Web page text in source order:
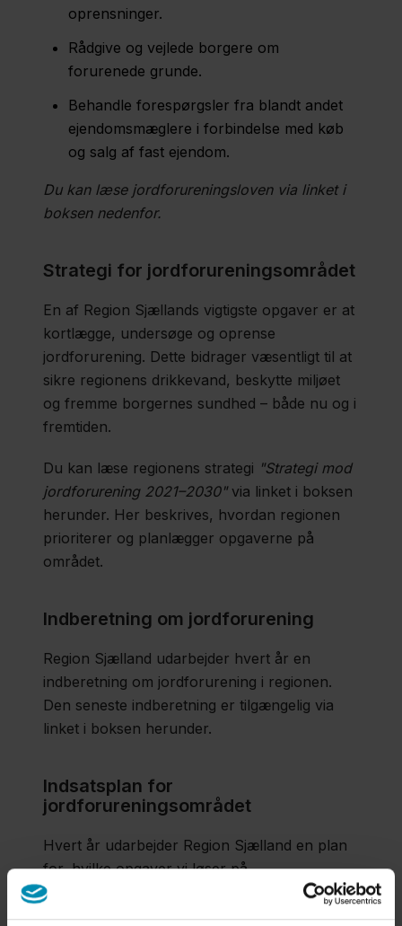
oprensninger.
Rådgive og vejlede borgere om
forurenede grunde.
Behandle forespørgsler fra blandt andet
ejendomsmæglere i forbindelse med køb
og salg af fast ejendom.
Du kan læse jordforureningsloven via linket i
boksen nedenfor.
Strategi for jordforureningsområdet
En af Region Sjællands vigtigste opgaver er at
kortlægge, undersøge og oprense
jordforurening. Dette bidrager væsentligt til at
sikre regionens drikkevand, beskytte miljøet
og fremme borgernes sundhed – både nu og i
fremtiden.
Du kan læse regionens strategi "Strategi mod
jordforurening 2021–2030"via linket i boksen
herunder. Her beskrives, hvordan regionen
prioriterer og planlægger opgaverne på
området.
Indberetning om jordforurening​
Region Sjælland udarbejder hvert år en
indberetning om jordforurening i regionen.
Den seneste indberetning er tilgængelig via
linket i boksen herunder.
Indsatsplan for
jordforureningsområdet
Hvert år udarbejder Region Sjælland en plan
for, hvilke opgaver vi løser på
jordforureningsområdet. Denne plan kaldes
en Indsatsplan.